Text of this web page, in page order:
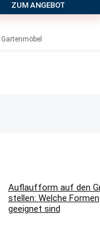
ZUM ANGEBOT
Auflaufform auf den
stellen: Welche Formen
geeignet sind